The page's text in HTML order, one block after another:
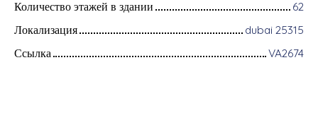
Количество этажей в здании
62
Локализация
dubai 25315
Ссылка
VA2674